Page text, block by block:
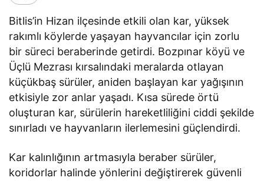
Bitlis’in Hizan ilçesinde etkili olan kar, yüksek
rakımlı köylerde yaşayan hayvancılar için zorlu
bir süreci beraberinde getirdi. Bozpınar köyü ve
Üçlü Mezrası kırsalındaki meralarda otlayan
küçükbaş sürüler, aniden başlayan kar yağışının
etkisiyle zor anlar yaşadı. Kısa sürede örtü
oluşturan kar, sürülerin hareketliliğini ciddi şekilde
sınırladı ve hayvanların ilerlemesini güçlendirdi.
Kar kalınlığının artmasıyla beraber sürüler,
koridorlar halinde yönlerini değiştirerek güvenli